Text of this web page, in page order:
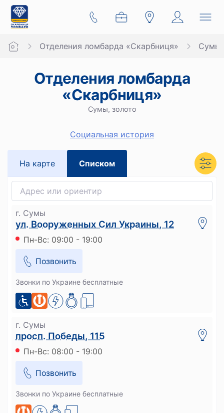
Отделения ломбарда «Скарбниця» Сумы
Отделения ломбарда
«Скарбниця»
Сумы, золото
Социальная история
На карте Списком
г. Сумы
ул. Вооруженных Сил Украины, 12
Пн-Вс: 09:00 - 19:00
Позвонить
Звонки по Украине бесплатные
г. Сумы
просп. Победы, 115
Пн-Вс: 08:00 - 19:00
Позвонить
Звонки по Украине бесплатные